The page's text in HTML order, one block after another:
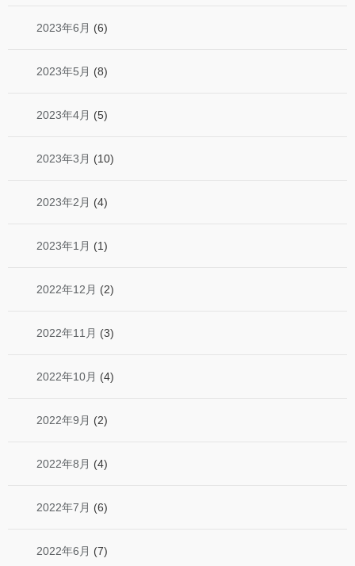
2023年6月 (6)
2023年5月 (8)
2023年4月 (5)
2023年3月 (10)
2023年2月 (4)
2023年1月 (1)
2022年12月 (2)
2022年11月 (3)
2022年10月 (4)
2022年9月 (2)
2022年8月 (4)
2022年7月 (6)
2022年6月 (7)